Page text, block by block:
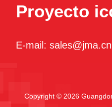
Proyecto
E-mail:
Copyright © 2026